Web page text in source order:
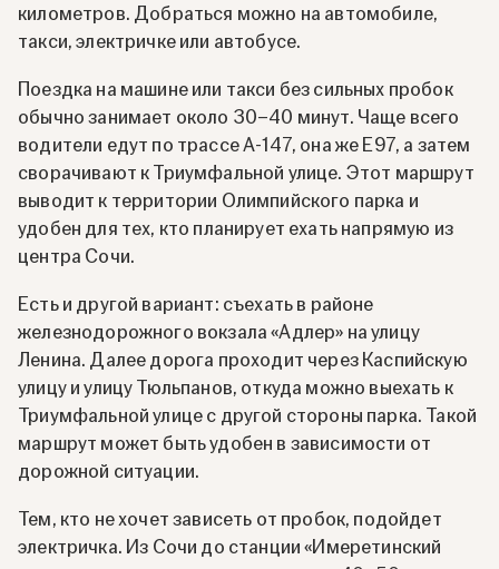
километров. Добраться можно на автомобиле,
такси, электричке или автобусе.
Поездка на машине или такси без сильных пробок
обычно занимает около 30–40 минут. Чаще всего
водители едут по трассе А-147, она же Е97, а затем
сворачивают к Триумфальной улице. Этот маршрут
выводит к территории Олимпийского парка и
удобен для тех, кто планирует ехать напрямую из
центра Сочи.
Есть и другой вариант: съехать в районе
железнодорожного вокзала «Адлер» на улицу
Ленина. Далее дорога проходит через Каспийскую
улицу и улицу Тюльпанов, откуда можно выехать к
Триумфальной улице с другой стороны парка. Такой
маршрут может быть удобен в зависимости от
дорожной ситуации.
Тем, кто не хочет зависеть от пробок, подойдет
электричка. Из Сочи до станции «Имеретинский